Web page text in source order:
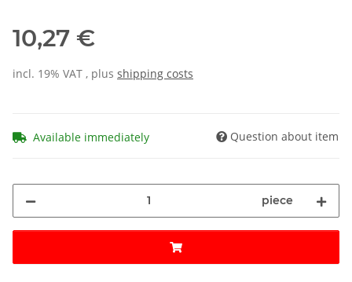
10,27 €
incl. 19% VAT , plus shipping costs
Available immediately Question about item
piece